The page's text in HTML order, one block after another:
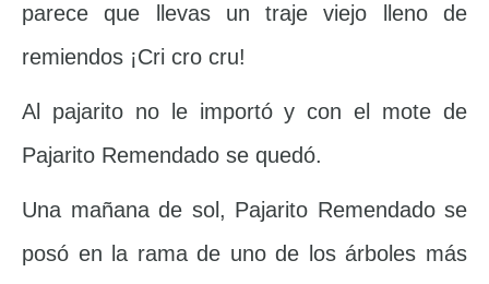
parece que llevas un traje viejo lleno de
remiendos ¡Cri cro cru!
Al pajarito no le importó y con el mote de
Pajarito Remendado se quedó.
Una mañana de sol, Pajarito Remendado se
posó en la rama de uno de los árboles más